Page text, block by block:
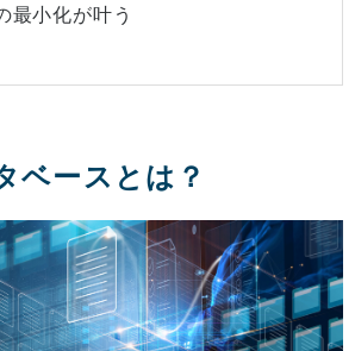
最小化が叶う
ベースとは？